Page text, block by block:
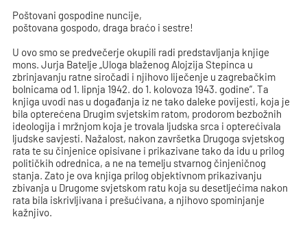
Poštovani gospodine nuncije,
poštovana gospodo, draga braćo i sestre!
U ovo smo se predvečerje okupili radi predstavljanja knjige
mons. Jurja Batelje „Uloga blaženog Alojzija Stepinca u
zbrinjavanju ratne siročadi i njihovo liječenje u zagrebačkim
bolnicama od 1. lipnja 1942. do 1. kolovoza 1943. godine”. Ta
knjiga uvodi nas u događanja iz ne tako daleke povijesti, koja je
bila opterećena Drugim svjetskim ratom, prodorom bezbožnih
ideologija i mržnjom koja je trovala ljudska srca i opterećivala
ljudske savjesti. Nažalost, nakon završetka Drugoga svjetskog
rata te su činjenice opisivane i prikazivane tako da idu u prilog
političkih odrednica, a ne na temelju stvarnog činjeničnog
stanja. Zato je ova knjiga prilog objektivnom prikazivanju
zbivanja u Drugome svjetskom ratu koja su desetljećima nakon
rata bila iskrivljivana i prešućivana, a njihovo spominjanje
kažnjivo.